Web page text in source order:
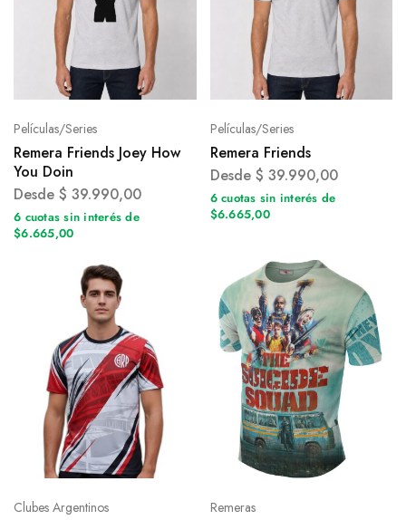
Películas/Series
Remera Friends Joey How
You Doin
Desde $ 39.990,00
6 cuotas sin interés de
$6.665,00
Películas/Series
Remera Friends
Desde $ 39.990,00
6 cuotas sin interés de
$6.665,00
Clubes Argentinos Remeras